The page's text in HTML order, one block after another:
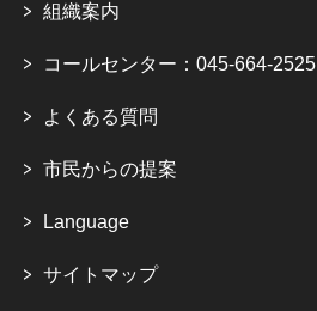
組織案内
コールセンター：045-664-2525
よくある質問
市民からの提案
Language
サイトマップ